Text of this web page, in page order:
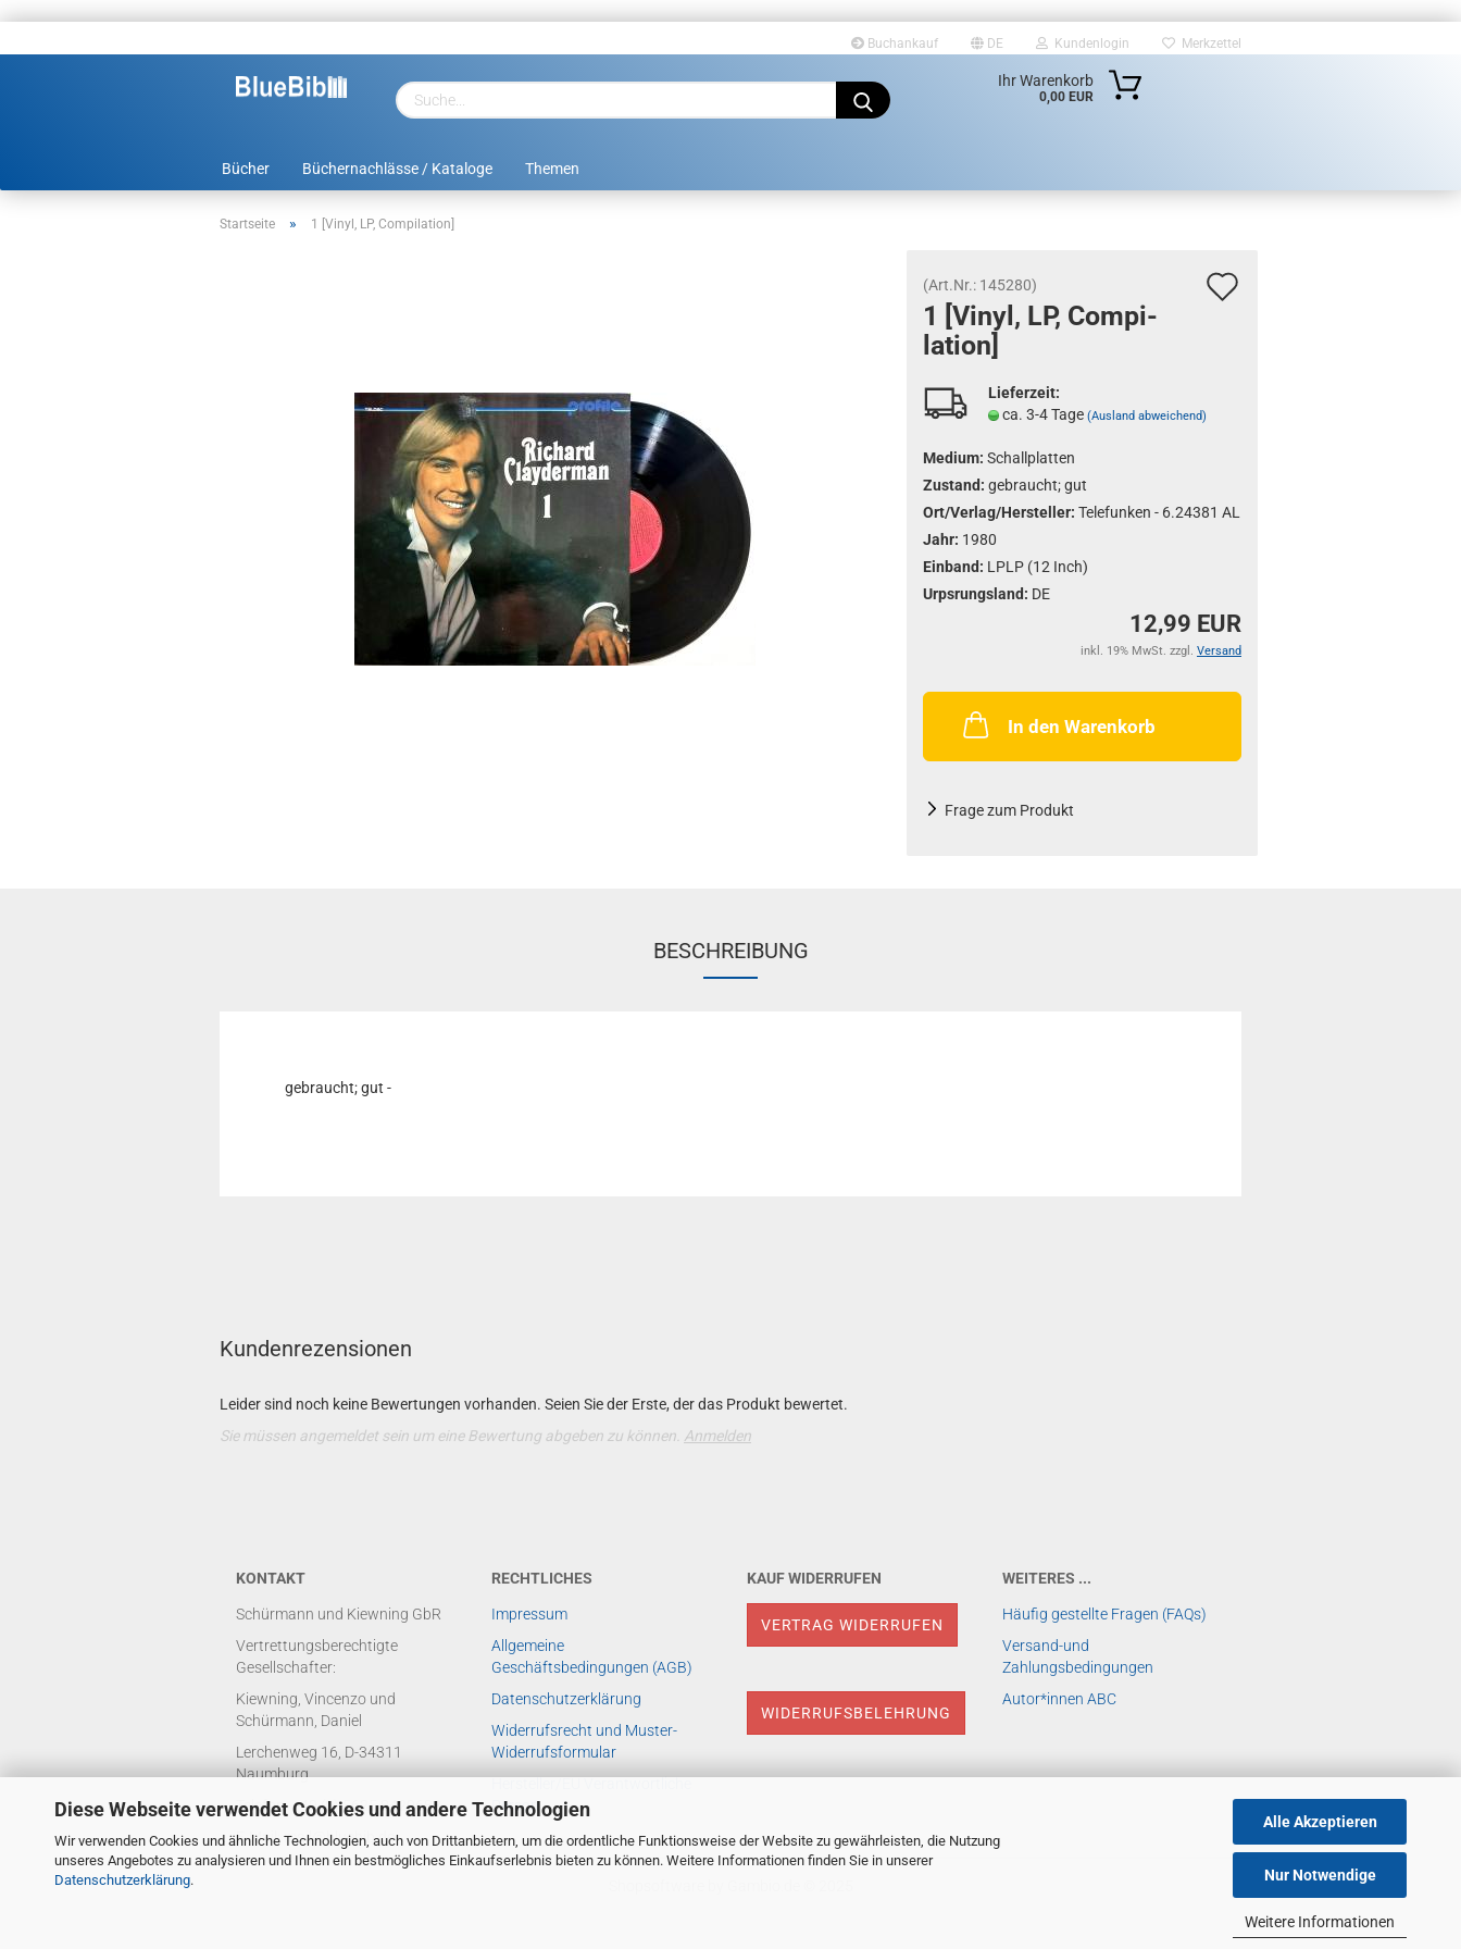
Diese Webseite verwendet Cookies und andere Technologien
Wir verwenden Cookies und ähnliche Technologien, auch von Drittanbietern, um die ordentliche Funktionsweise der Website zu gewährleisten, die Nutzung
unseres Angebotes zu analysieren und Ihnen ein bestmögliches Einkaufserlebnis bieten zu können. Weitere Informationen finden Sie in unserer
Datenschutzerklärung.
Alle Akzeptieren
Nur Notwendige
Weitere Informationen
Buchankauf DE Kundenlogin Merkzettel
Ihr Warenkorb
0,00 EUR
Bücher Büchernachlässe / Kataloge Themen
Startseite » 1 [Vinyl, LP, Compilation]
(Art.Nr.: 145280)
1 [Vinyl, LP, Com­pi­
la­ti­on]
Lieferzeit:
ca. 3-4 Tage (Ausland abweichend)
Medium: Schallplatten
Zustand: gebraucht; gut
Ort/Verlag/Hersteller: Telefunken - 6.24381 AL
Jahr: 1980
Einband: LPLP (12 Inch)
Urpsrungsland: DE
12,99 EUR
inkl. 19% MwSt. zzgl. Versand
In den Warenkorb
Frage zum Produkt
BESCHREIBUNG
gebraucht; gut -
Kundenrezensionen
Leider sind noch keine Bewertungen vorhanden. Seien Sie der Erste, der das Produkt bewertet.
Sie müssen angemeldet sein um eine Bewertung abgeben zu können. Anmelden
KONTAKT
Schürmann und Kiewning GbR
Vertrettungsberechtigte
Gesellschafter:
Kiewning, Vincenzo und
Schürmann, Daniel
Lerchenweg 16, D-34311
Naumburg
Telefon: +49 (0) 5625 8429688
E-Mail: mail@bluebib.de
RECHTLICHES
Impressum
Allgemeine
Geschäftsbedingungen (AGB)
Datenschutzerklärung
Widerrufsrecht und Muster-
Widerrufsformular
Person
KAUF WIDERRUFEN
VERTRAG WIDERRUFEN
WIDERRUFSBELEHRUNG
WEITERES ...
Häufig gestellte Fragen (FAQs)
Versand-und
Zahlungsbedingungen
Autor*innen ABC